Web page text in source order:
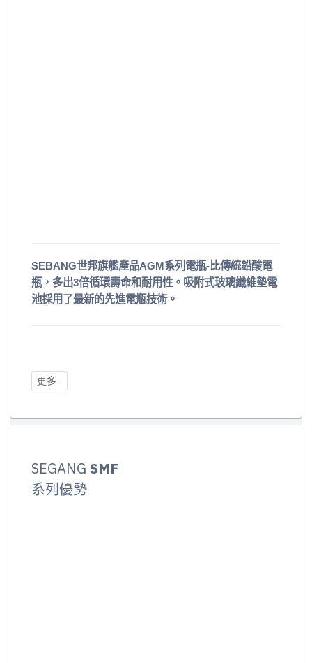
SEBANG世邦旗艦產品AGM系列電瓶-比傳統鉛酸電
瓶，多出3倍循環壽命和耐用性。吸附式玻璃纖維墊電
池採用了最新的先進電瓶技術。
SEGANG SMF
系列優勢